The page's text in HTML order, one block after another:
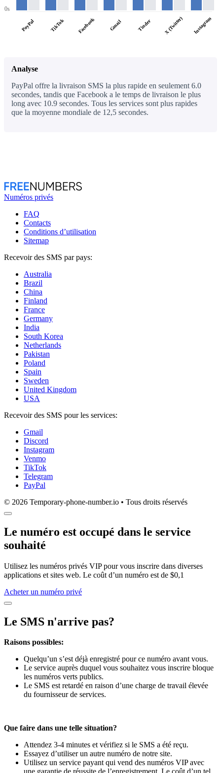
0s
PayPal TikTok Facebook Gmail Tinder X (Twitter) Instagram
Analyse
PayPal offre la livraison SMS la plus rapide en seulement 6.0
secondes, tandis que Facebook a le temps de livraison le plus
long avec 10.9 secondes. Tous les services sont plus rapides
que la moyenne mondiale de 12,5 secondes.
Numéros privés
FAQ
Contacts
Conditions d’utilisation
Sitemap
Recevoir des SMS par pays:
Australia
Brazil
China
Finland
France
Germany
India
South Korea
Netherlands
Pakistan
Poland
Spain
Sweden
United Kingdom
USA
Recevoir des SMS pour les services:
Gmail
Discord
Instagram
Venmo
TikTok
Telegram
PayPal
© 2026 Temporary-phone-number.io • Tous droits réservés
Le numéro est occupé dans le service
souhaité
Utilisez les numéros privés VIP pour vous inscrire dans diverses
applications et sites web. Le coût d’un numéro est de $0,1
Acheter un numéro privé
Le SMS n'arrive pas?
Raisons possibles:
Quelqu’un s’est déjà enregistré pour ce numéro avant vous.
Le service auprès duquel vous souhaitez vous inscrire bloque
les numéros verts publics.
Le SMS est retardé en raison d’une charge de travail élevée
du fournisseur de services.
Que faire dans une telle situation?
Attendez 3-4 minutes et vérifiez si le SMS a été reçu.
Essayez d’utiliser un autre numéro de notre site.
Utilisez un service payant qui vend des numéros VIP avec